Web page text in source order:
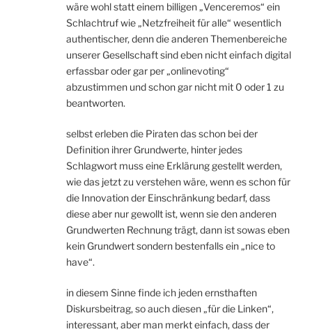
wäre wohl statt einem billigen „Venceremos“ ein
Schlachtruf wie „Netzfreiheit für alle“ wesentlich
authentischer, denn die anderen Themenbereiche
unserer Gesellschaft sind eben nicht einfach digital
erfassbar oder gar per „onlinevoting“
abzustimmen und schon gar nicht mit 0 oder 1 zu
beantworten.
selbst erleben die Piraten das schon bei der
Definition ihrer Grundwerte, hinter jedes
Schlagwort muss eine Erklärung gestellt werden,
wie das jetzt zu verstehen wäre, wenn es schon für
die Innovation der Einschränkung bedarf, dass
diese aber nur gewollt ist, wenn sie den anderen
Grundwerten Rechnung trägt, dann ist sowas eben
kein Grundwert sondern bestenfalls ein „nice to
have“.
in diesem Sinne finde ich jeden ernsthaften
Diskursbeitrag, so auch diesen „für die Linken“,
interessant, aber man merkt einfach, dass der